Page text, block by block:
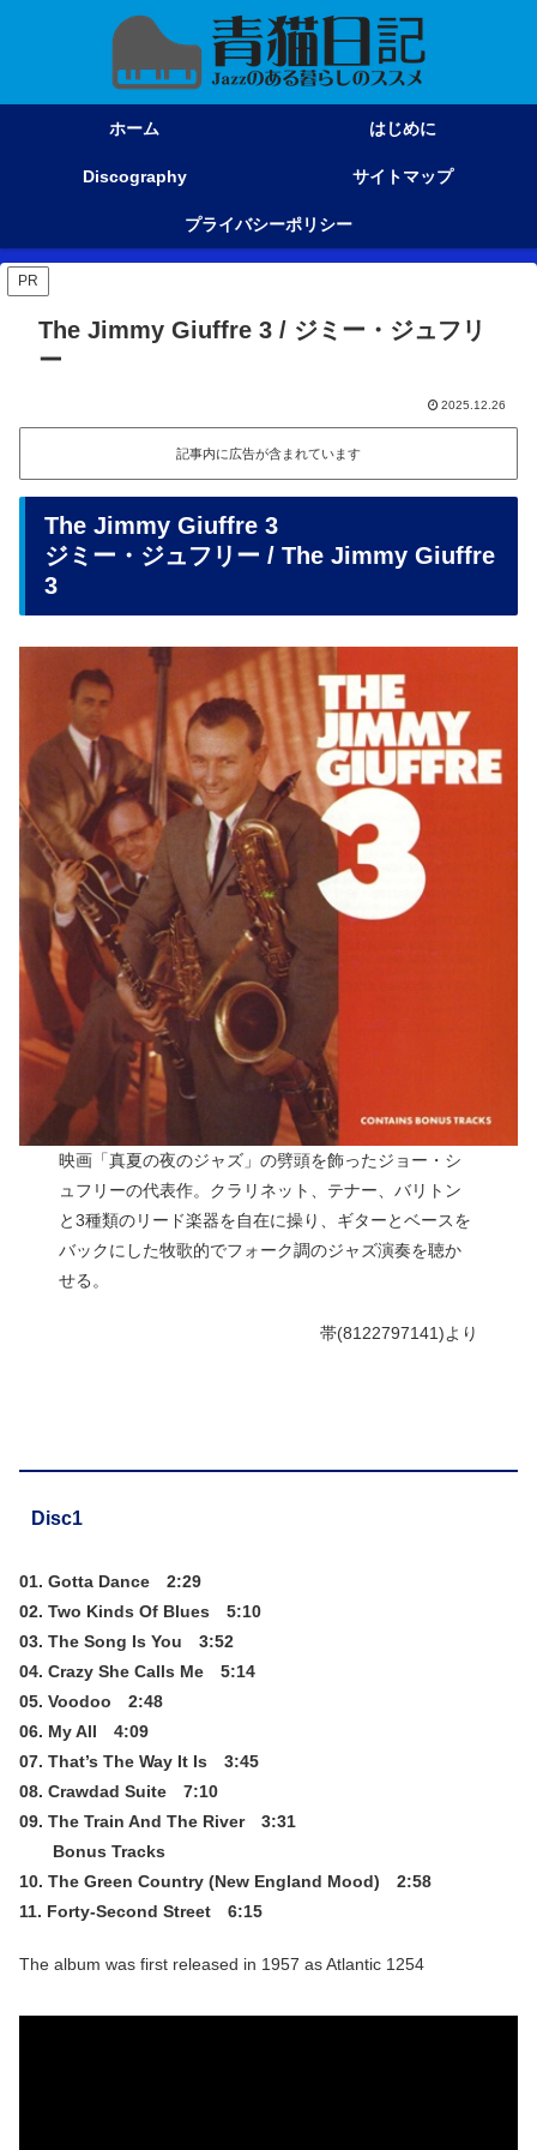
ホーム はじめに
Discography サイトマップ
プライバシーポリシー
PR
The Jimmy Giuffre 3 / ジミー・ジュフリ
ー
2025.12.26
記事内に広告が含まれています
The Jimmy Giuffre 3
ジミー・ジュフリー / The Jimmy Giuffre
3
映画「真夏の夜のジャズ」の劈頭を飾ったジョー・シ
ュフリーの代表作。クラリネット、テナー、バリトン
と3種類のリード楽器を自在に操り、ギターとベースを
バックにした牧歌的でフォーク調のジャズ演奏を聴か
せる。
帯(8122797141)より
Disc1
01. Gotta Dance 2:29
02. Two Kinds Of Blues 5:10
03. The Song Is You 3:52
04. Crazy She Calls Me 5:14
05. Voodoo 2:48
06. My All 4:09
07. That’s The Way It Is 3:45
08. Crawdad Suite 7:10
09. The Train And The River 3:31
Bonus Tracks
10. The Green Country (New England Mood) 2:58
11. Forty-Second Street 6:15
The album was first released in 1957 as Atlantic 1254